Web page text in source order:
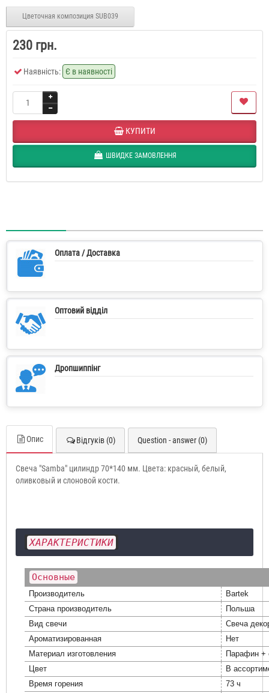
Цветочная композиция SUB039
230 грн.
Наявність: Є в наявності
КУПИТИ
ШВИДКЕ ЗАМОВЛЕННЯ
Оплата / Доставка
Оптовий відділ
Дропшиппінг
Опис Відгуків (0) Question - answer (0)
Свеча "Samba" цилиндр 70*140 мм. Цвета: красный, белый,
оливковый и слоновой кости.
ХАРАКТЕРИСТИКИ
Основные
Производитель
Bartek
Страна производитель
Польша
Вид свечи
Свеча
Ароматизированная
Нет
Материал изготовления
Парафин +
Цвет
В
Время горения
73 ч